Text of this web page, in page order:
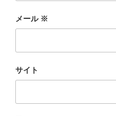
メール ※
サイト